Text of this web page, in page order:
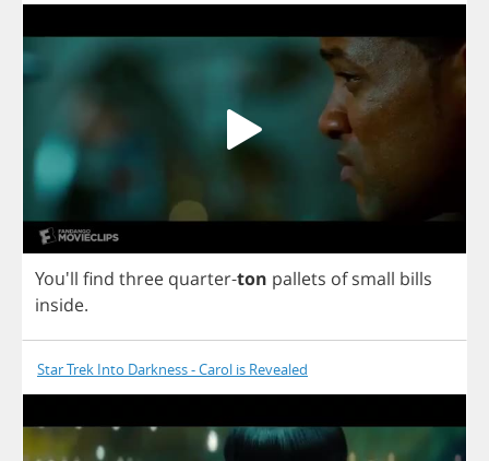
You'll find three quarter-ton pallets of small bills
inside.
Star Trek Into Darkness - Carol is Revealed